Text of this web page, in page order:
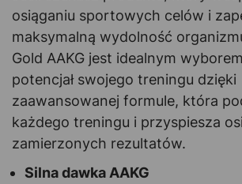
osiąganiu sportowych celów i
maksymalną wydolność
Gold AAKG jest idealnym
potencjał swojego treningu dzięki
zaawansowanej formule, która
każdego treningu i przyspiesza
zamierzonych rezultatów.
Silna dawka AAKG